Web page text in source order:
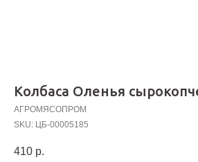
Колбаса Оленья
АГРОМЯСОПРОМ
SKU: ЦБ-00005185
410 р.